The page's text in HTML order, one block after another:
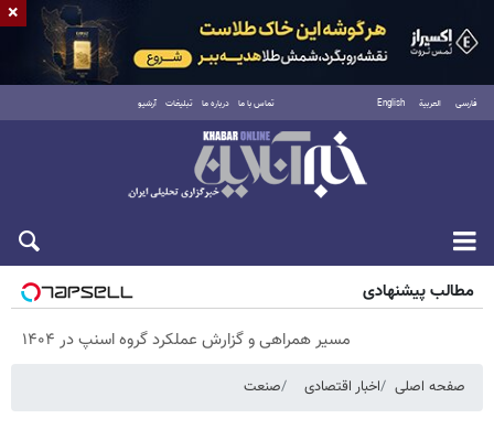
فارسی العربية English تماس با ما درباره ما تبلیغات آرشیو
پنجشنبه ۱۵ مرداد ۱۴۰۵
مطالب پیشنهادی
مسیر همراهی و گزارش عملکرد گروه اسنپ در ۱۴۰۴
صفحه اصلی اخبار اقتصادی صنعت
×